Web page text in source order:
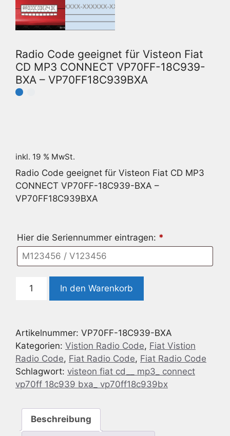
Radio Code geeignet für Visteon Fiat
CD MP3 CONNECT VP70FF-18C939-
BXA – VP70FF18C939BXA
inkl. 19 % MwSt.
Radio Code geeignet für Visteon Fiat CD MP3
CONNECT VP70FF-18C939-BXA –
VP70FF18C939BXA
Hier die Seriennummer eintragen: *
Code
Visteon
Fiat
CD
MP3
CONNECT
18C939-
BXA
In den Warenkorb
Artikelnummer: VP70FF-18C939-BXA
Kategorien: Vistion Radio Code, Fiat Vistion
Radio Code, Fiat Radio Code, Fiat Radio Code
Schlagwort: visteon fiat cd__ mp3_ connect
vp70ff 18c939 bxa_ vp70ff18c939bx
Beschreibung